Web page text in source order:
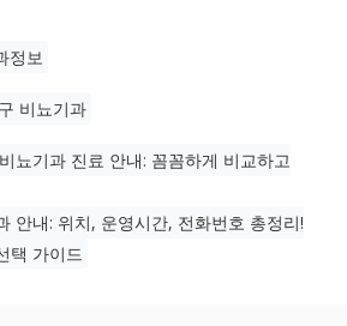
정보
비뇨기과
뇨기과 진료 안내: 꼼꼼하게 비교하고
안내: 위치, 운영시간, 전화번호 총정리!
택 가이드